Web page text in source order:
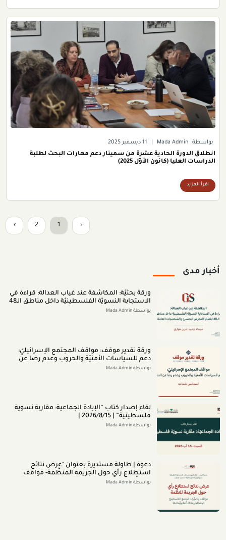
بواسطة Mada Admin 11 ديسمبر 2025
انطلاق الدورة الحادية عشرة من سمينار دعم مهارات البحث لطلبة
الدراسات العليا (كانون الأوّل 2025)
اقرأ المزيد
‹
1
2
›
أخبار مدى
ورقة بحثيّة: المكاشفة عند غياب العدالة: قراءة في
الاستجابة النسويّة الفلسطينيّة داخل مناطق الـ48
لقضايا التحرّش الجنسيّ والشخصيّات العامّة (اب
بواسطة Mada Admin
ورقة تقدير موقف: مواقف المجتمع الإسرائيليّ:
دعم للسياسات الأمنيّة والحروب وعدم رضا عن
النتائج (تمّوز 2026)
بواسطة Mada Admin
لقاء إصدار كتاب “اﻹﺑﺎدةّ اﻟﺠﻤﺎﻋﻴﺔ: ﻣﻘﺎرﺑﺔ ﻧﺴﻮﻳﺔ
ﻓﻠﺴﻄﻴﻨﻴﺔ” | 2026/8/15 |
بواسطة Mada Admin
دعوة | طاولة مستديرة بعنوان "عرض نتائج
استطلاع رأي حول الجريمة المنظَّمة- مواقف
وتصوُّرات المجتمع الفلسطينيّ تجاه الجريمة
بواسطة Mada Admin